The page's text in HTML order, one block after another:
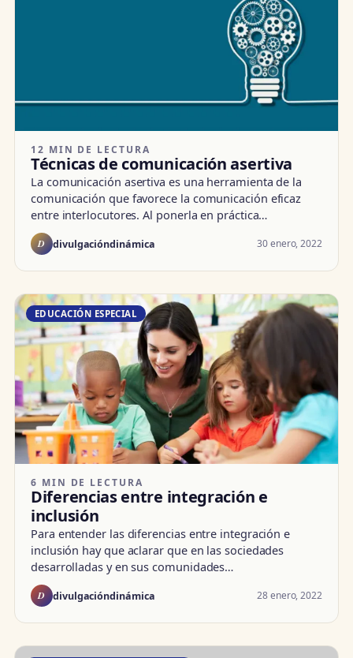
12 MIN DE LECTURA
Técnicas de comunicación asertiva
La comunicación asertiva es una herramienta de la
comunicación que favorece la comunicación eficaz
entre interlocutores. Al ponerla en práctica…
D divulgacióndinámica 30 enero, 2022
EDUCACIÓN ESPECIAL
6 MIN DE LECTURA
Diferencias entre integración e
inclusión
Para entender las diferencias entre integración e
inclusión hay que aclarar que en las sociedades
desarrolladas y en sus comunidades…
D divulgacióndinámica 28 enero, 2022